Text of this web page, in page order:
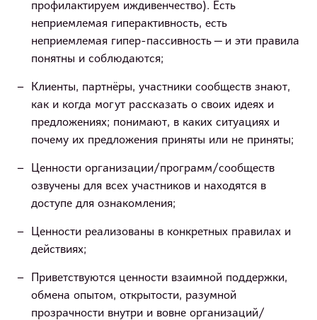
профилактируем иждивенчество). Есть
неприемлемая гиперактивность, есть
неприемлемая гипер-пассивность — и эти правила
понятны и соблюдаются;
Клиенты, партнёры, участники сообществ знают,
как и когда могут рассказать о своих идеях и
предложениях; понимают, в каких ситуациях и
почему их предложения приняты или не приняты;
Ценности организации/программ/сообществ
озвучены для всех участников и находятся в
доступе для ознакомления;
Ценности реализованы в конкретных правилах и
действиях;
Приветствуются ценности взаимной поддержки,
обмена опытом, открытости, разумной
прозрачности внутри и вовне организаций/